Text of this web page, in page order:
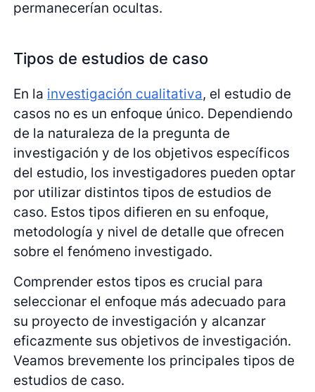
permanecerían ocultas.
Tipos de estudios de caso
En la investigación cualitativa, el estudio de
casos no es un enfoque único. Dependiendo
de la naturaleza de la pregunta de
investigación y de los objetivos específicos
del estudio, los investigadores pueden optar
por utilizar distintos tipos de estudios de
caso. Estos tipos difieren en su enfoque,
metodología y nivel de detalle que ofrecen
sobre el fenómeno investigado.
Comprender estos tipos es crucial para
seleccionar el enfoque más adecuado para
su proyecto de investigación y alcanzar
eficazmente sus objetivos de investigación.
Veamos brevemente los principales tipos de
estudios de caso.